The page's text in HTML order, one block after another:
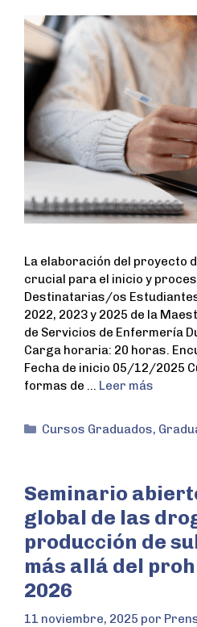
La elaboración del proyecto
crucial para el inicio y
Destinatarias/os
2022, 2023 y 2025 de la
de Servicios de Enfermería
Carga horaria: 20 horas.
Fecha de inicio 05/12/2025
formas de … Leer más
Cursos Graduados,
Seminario
global de las
producción de
más allá del
2026
11 noviembre, 2025 por